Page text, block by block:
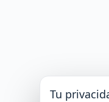
Tu